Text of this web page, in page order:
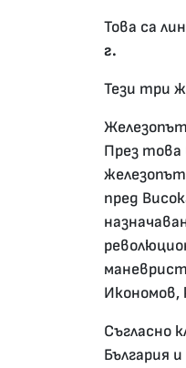
Това са
г.
Тези три
През
пред
Съгласно
България